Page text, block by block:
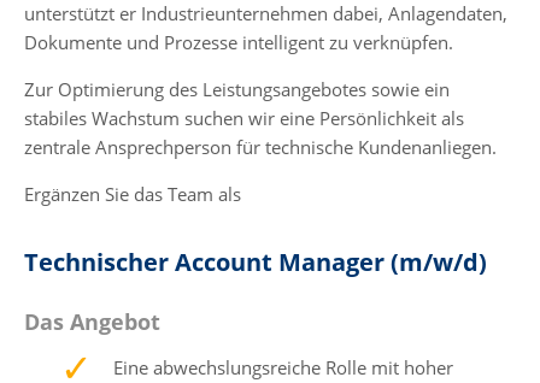
unterstützt er Industrieunternehmen dabei, Anlagendaten,
Dokumente und Prozesse intelligent zu verknüpfen.
Zur Optimierung des Leistungsangebotes sowie ein
stabiles Wachstum suchen wir eine Persönlichkeit als
zentrale Ansprechperson für technische Kundenanliegen.
Ergänzen Sie das Team als
Technischer Account Manager (m/w/d)
Das Angebot
Eine abwechslungsreiche Rolle mit hoher